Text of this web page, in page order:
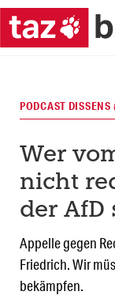
PODCAST DISSENS
Wer
nicht
der AfD
Appelle gegen
Friedrich. Wir
bekämpfen.